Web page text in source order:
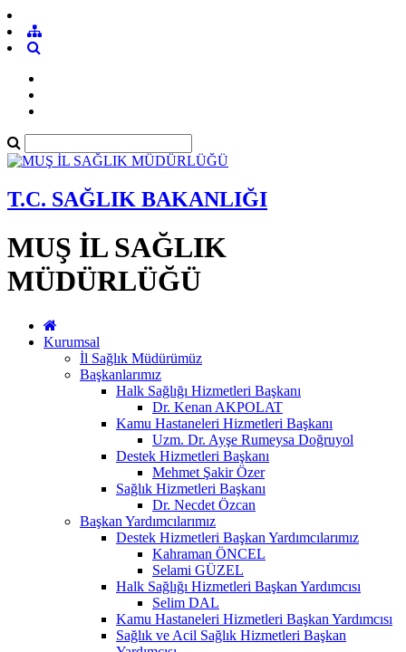
T.C. SAĞLIK BAKANLIĞI
MUŞ İL SAĞLIK
MÜDÜRLÜĞÜ
Kurumsal
İl Sağlık Müdürümüz
Başkanlarımız
Halk Sağlığı Hizmetleri Başkanı
Dr. Kenan AKPOLAT
Kamu Hastaneleri Hizmetleri Başkanı
Uzm. Dr. Ayşe Rumeysa Doğruyol
Destek Hizmetleri Başkanı
Mehmet Şakir Özer
Sağlık Hizmetleri Başkanı
Dr. Necdet Özcan
Başkan Yardımcılarımız
Destek Hizmetleri Başkan Yardımcılarımız
Kahraman ÖNCEL
Selami GÜZEL
Halk Sağlığı Hizmetleri Başkan Yardımcısı
Selim DAL
Kamu Hastaneleri Hizmetleri Başkan Yardımcısı
Sağlık ve Acil Sağlık Hizmetleri Başkan